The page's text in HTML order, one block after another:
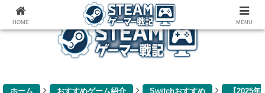
ゲーム関連雑記ブログ
ホーム おすすめゲーム紹介 Switchおすすめ
【2025年
HOME MENU